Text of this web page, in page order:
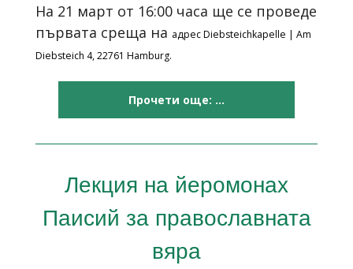
Нa 21 март от 16:00 часа ще се проведе
първата среща на адрес Diebsteichkapelle | Am
Diebsteich 4, 22761 Hamburg.
Прочети още: ...
Лекция на йеромонах
Паисий за православната
вяра